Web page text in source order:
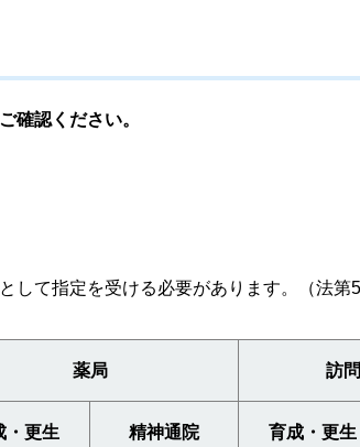
確認ください。
して指定を受ける必要があります。（法第
薬局 訪
・更生 精神通院 育成・更生